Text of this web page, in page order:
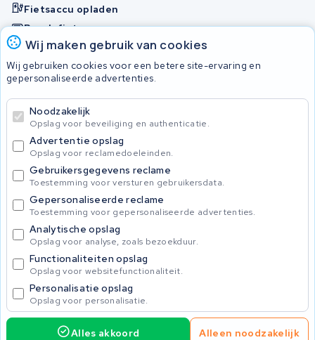
Wij maken gebruik van cookies
Wij gebruiken cookies voor een betere site-ervaring en
gepersonaliseerde advertenties.
Noodzakelijk
Opslag voor beveiliging en authenticatie.
Advertentie opslag
Opslag voor reclamedoeleinden.
Gebruikersgegevens reclame
Toestemming voor versturen gebruikersdata.
Gepersonaliseerde reclame
Toestemming voor gepersonaliseerde advertenties.
Analytische opslag
Opslag voor analyse, zoals bezoekduur.
Functionaliteiten opslag
Opslag voor websitefunctionaliteit.
Personalisatie opslag
Opslag voor personalisatie.
Alles akkoord Alleen noodzakelijk
Fietsaccu opladen
Bosch fietsaccu
Nakijken en contact opnemen
Onherstelbaar
© 2026 KWS Seuren
Algemene Voorwaarden
Privacybeleid